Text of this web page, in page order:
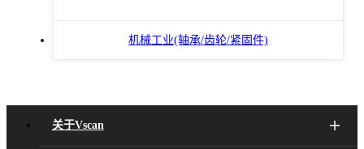
机械工业(轴承/齿轮/紧固件)
关于Vscan